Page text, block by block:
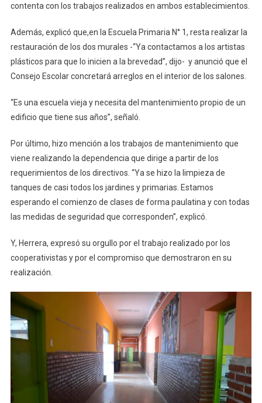
contenta con los trabajos realizados en ambos establecimientos.
Además, explicó que,en la Escuela Primaria N° 1, resta realizar la
restauración de los dos murales -“Ya contactamos a los artistas
plásticos para que lo inicien a la brevedad”, dijo- y anunció que el
Consejo Escolar concretará arreglos en el interior de los salones.
“Es una escuela vieja y necesita del mantenimiento propio de un
edificio que tiene sus años”, señaló.
Por último, hizo mención a los trabajos de mantenimiento que
viene realizando la dependencia que dirige a partir de los
requerimientos de los directivos. “Ya se hizo la limpieza de
tanques de casi todos los jardines y primarias. Estamos
esperando el comienzo de clases de forma paulatina y con todas
las medidas de seguridad que corresponden”, explicó.
Y, Herrera, expresó su orgullo por el trabajo realizado por los
cooperativistas y por el compromiso que demostraron en su
realización.